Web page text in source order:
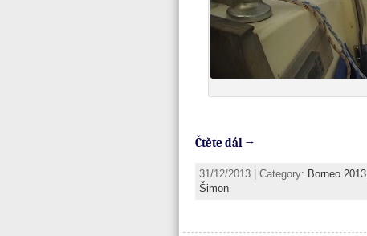
Čtěte dál →
31/12/2013 | Category: Borneo 2013
Šimon